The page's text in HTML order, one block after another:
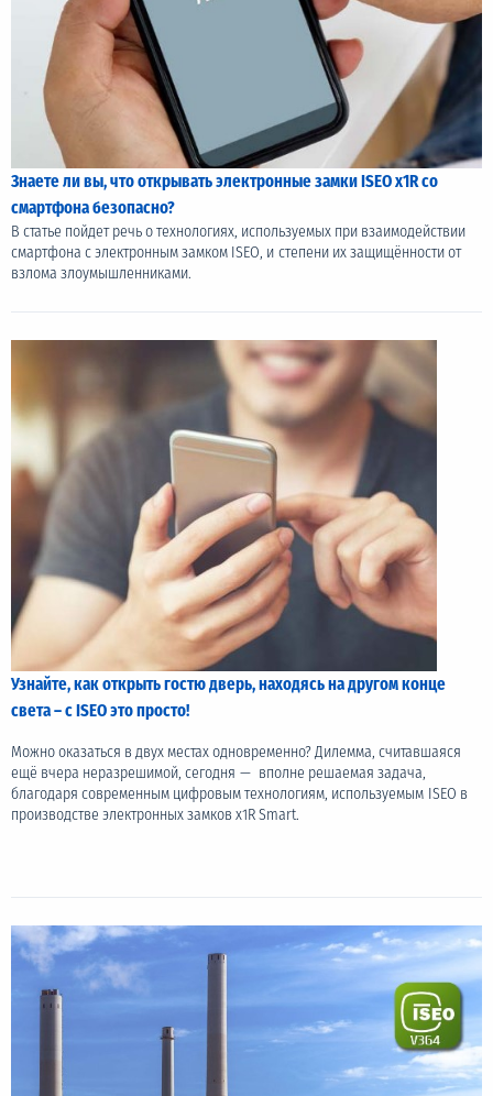
Знаете ли вы, что открывать электронные замки ISEO x1R co
смартфона безопасно?
В статье пойдет речь о технологиях, используемых при взаимодействии
смартфона с электронным замком ISEO, и степени их защищённости от
взлома злоумышленниками.
Узнайте, как открыть гостю дверь, находясь на другом конце
света – с ISEO это просто!
Можно оказаться в двух местах одновременно? Дилемма, считавшаяся
ещё вчера неразрешимой, сегодня — вполне решаемая задача,
благодаря современным цифровым технологиям, используемым ISEO в
производстве электронных замков x1R Smart.